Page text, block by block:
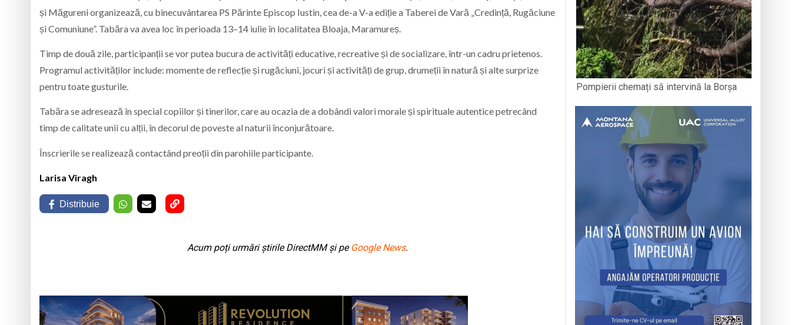
și Măgureni organizează, cu binecuvântarea PS Părinte Episcop Iustin, cea de-a V-a ediție a Taberei de Vară „Credință, Rugăciune
și Comuniune”. Tabăra va avea loc în perioada 13–14 iulie în localitatea Bloaja, Maramureș.
Timp de două zile, participanții se vor putea bucura de activități educative, recreative și de socializare, într-un cadru prietenos.
Programul activităților include: momente de reflecție și rugăciuni, jocuri și activități de grup, drumeții în natură și alte surprize
pentru toate gusturile.
Tabăra se adresează în special copiilor și tinerilor, care au ocazia de a dobândi valori morale și spirituale autentice petrecând
timp de calitate unii cu alții, în decorul de poveste al naturii înconjurătoare.
Înscrierile se realizează contactând preoții din parohiile participante.
Larisa Viragh
Distribuie
Acum poți urmări știrile DirectMM și pe Google News.
Pompierii chemați să intervină la Borșa